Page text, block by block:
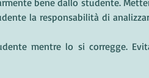
bene dallo studente.
la responsabilità di
mentre lo si corregge.